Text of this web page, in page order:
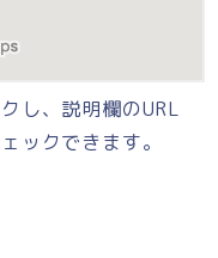
し、説明欄のURL
ックできます。